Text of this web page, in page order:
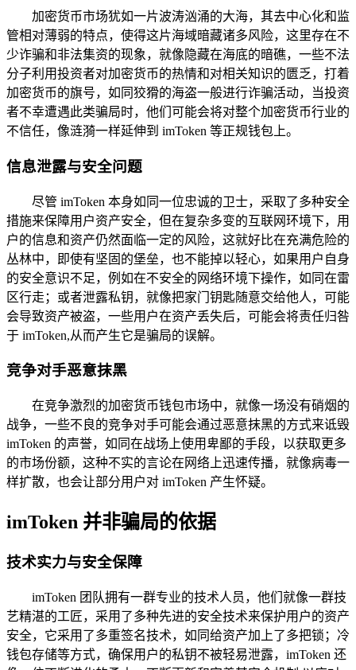
加密货币市场犹如一片波涛汹涌的大海，其去中心化和监
管相对薄弱的特点，使得这片海域暗藏诸多风险，这里存在不
少诈骗和非法集资的现象，就像隐藏在海底的暗礁，一些不法
分子利用投资者对加密货币的热情和对相关知识的匮乏，打着
加密货币的旗号，如同狡猾的海盗一般进行诈骗活动，当投资
者不幸遭遇此类骗局时，他们可能会将对整个加密货币行业的
不信任，像涟漪一样延伸到 imToken 等正规钱包上。
信息泄露与安全问题
尽管 imToken 本身如同一位忠诚的卫士，采取了多种安全
措施来保障用户资产安全，但在复杂多变的互联网环境下，用
户的信息和资产仍然面临一定的风险，这就好比在充满危险的
丛林中，即使有坚固的堡垒，也不能掉以轻心，如果用户自身
的安全意识不足，例如在不安全的网络环境下操作，如同在雷
区行走；或者泄露私钥，就像把家门钥匙随意交给他人，可能
会导致资产被盗，一些用户在资产丢失后，可能会将责任归咎
于 imToken,从而产生它是骗局的误解。
竞争对手恶意抹黑
在竞争激烈的加密货币钱包市场中，就像一场没有硝烟的
战争，一些不良的竞争对手可能会通过恶意抹黑的方式来诋毁
imToken 的声誉，如同在战场上使用卑鄙的手段，以获取更多
的市场份额，这种不实的言论在网络上迅速传播，就像病毒一
样扩散，也会让部分用户对 imToken 产生怀疑。
imToken 并非骗局的依据
技术实力与安全保障
imToken 团队拥有一群专业的技术人员，他们就像一群技
艺精湛的工匠，采用了多种先进的安全技术来保护用户的资产
安全，它采用了多重签名技术，如同给资产加上了多把锁；冷
钱包存储等方式，确保用户的私钥不被轻易泄露，imToken 还